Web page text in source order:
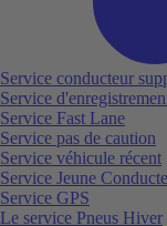
Service conducteur
Service
Service Fast Lane
Service pas de caution
Service véhicule récent
Service Jeune
Service GPS
Le service Pneus Hiver